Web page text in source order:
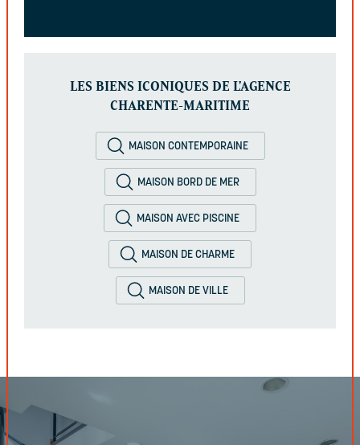
LES BIENS ICONIQUES DE L'AGENCE
CHARENTE-MARITIME
MAISON CONTEMPORAINE
MAISON BORD DE MER
MAISON AVEC PISCINE
MAISON DE CHARME
MAISON DE VILLE